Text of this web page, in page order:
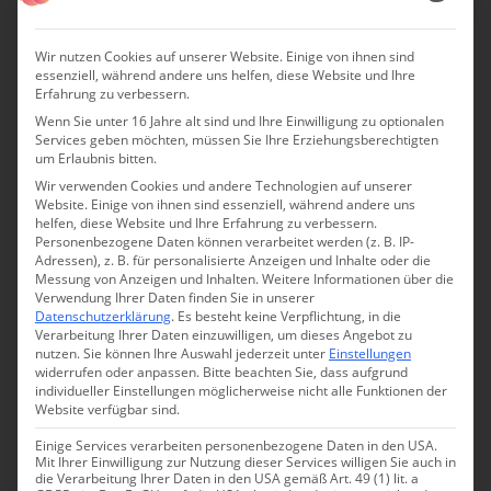
Wir nutzen Cookies auf unserer Website. Einige von ihnen sind
essenziell, während andere uns helfen, diese Website und Ihre
Erfahrung zu verbessern.
Wenn Sie unter 16 Jahre alt sind und Ihre Einwilligung zu optionalen
Services geben möchten, müssen Sie Ihre Erziehungsberechtigten
um Erlaubnis bitten.
Wir verwenden Cookies und andere Technologien auf unserer
Website. Einige von ihnen sind essenziell, während andere uns
helfen, diese Website und Ihre Erfahrung zu verbessern.
Personenbezogene Daten können verarbeitet werden (z. B. IP-
Adressen), z. B. für personalisierte Anzeigen und Inhalte oder die
Messung von Anzeigen und Inhalten.Weitere Informationen über die
Verwendung Ihrer Daten finden Sie in unserer
Datenschutzerklärung. Es besteht keine Verpflichtung, in die
Verarbeitung Ihrer Daten einzuwilligen, um dieses Angebot zu
nutzen.Sie können Ihre Auswahl jederzeit unter Einstellungen
widerrufen oder anpassen. Bitte beachten Sie, dass aufgrund
individueller Einstellungen möglicherweise nicht alle Funktionen der
Website verfügbar sind.
Einige Services verarbeiten personenbezogene Daten in den USA.
Mit Ihrer Einwilligung zur Nutzung dieser Services willigen Sie auch in
die Verarbeitung Ihrer Daten in den USA gemäß Art. 49 (1) lit. a